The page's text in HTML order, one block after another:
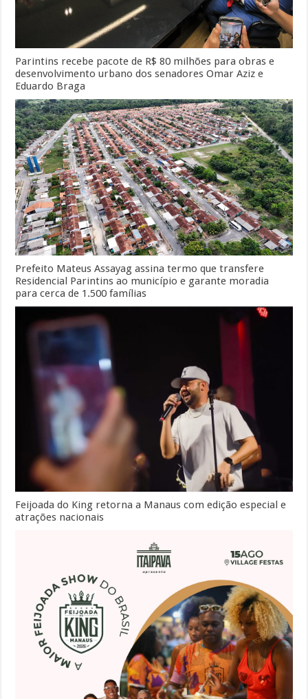
Parintins recebe pacote de R$ 80 milhões para obras e
desenvolvimento urbano dos senadores Omar Aziz e
Eduardo Braga
Prefeito Mateus Assayag assina termo que transfere
Residencial Parintins ao município e garante moradia
para cerca de 1.500 famílias
Feijoada do King retorna a Manaus com edição especial e
atrações nacionais